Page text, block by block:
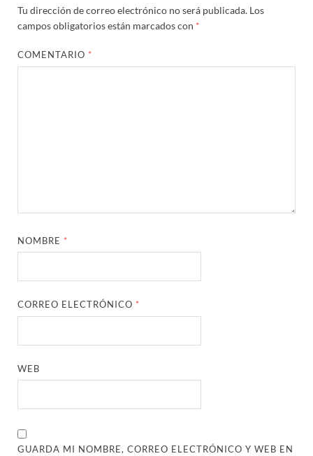
Tu dirección de correo electrónico no será publicada. Los
campos obligatorios están marcados con *
COMENTARIO *
NOMBRE *
CORREO ELECTRÓNICO *
WEB
GUARDA MI NOMBRE, CORREO ELECTRÓNICO Y WEB EN